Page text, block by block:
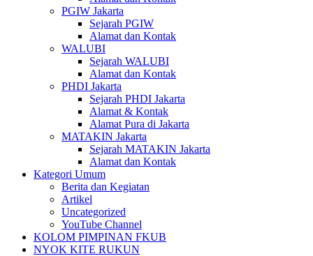
PGIW Jakarta
Sejarah PGIW
Alamat dan Kontak
WALUBI
Sejarah WALUBI
Alamat dan Kontak
PHDI Jakarta
Sejarah PHDI Jakarta
Alamat & Kontak
Alamat Pura di Jakarta
MATAKIN Jakarta
Sejarah MATAKIN Jakarta
Alamat dan Kontak
Kategori Umum
Berita dan Kegiatan
Artikel
Uncategorized
YouTube Channel
KOLOM PIMPINAN FKUB
NYOK KITE RUKUN